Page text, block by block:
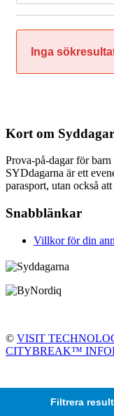
Inga
Filtrera
Kort om
Prova-på-dagar för
SYDdagarna är ett
parasport, utan också
Snabblänkar
Villkor för din
© VISIT
CITYBREAK™